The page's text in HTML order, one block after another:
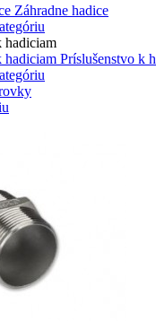
Záhradne hadice
Príslušenstvo k